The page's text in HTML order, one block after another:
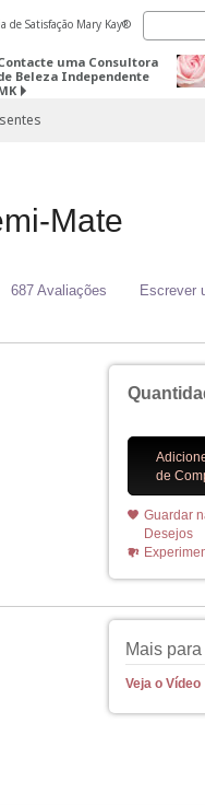
de Satisfação Mary Kay®
uma Consultora
Beleza Independente
Mate
687 Avaliações Escrever
de
Guardar
Desejos
Mais
Veja o Vídeo